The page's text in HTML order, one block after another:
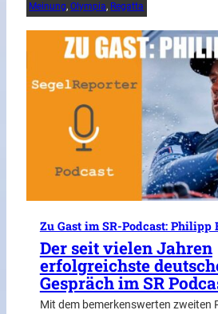
Meinung, Olympia, Regatta
Zu Gast im SR-Podcast: Philipp
Der seit vielen Jahren
erfolgreichste
Gespräch im SR
Mit dem bemerkenswerten zweiten